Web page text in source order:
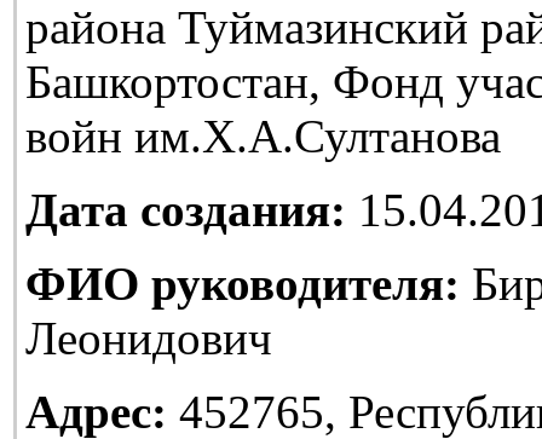
района Туймазинский
Башкортостан, Фонд
войн им.Х.А.Султанова
Дата создания:
ФИО руководителя:
Леонидович
Адрес: 452765,